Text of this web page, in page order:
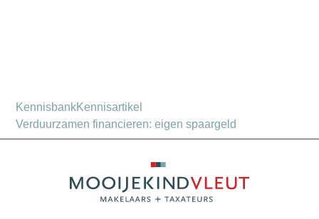
KennisbankKennisartikel
Verduurzamen financieren: eigen spaargeld